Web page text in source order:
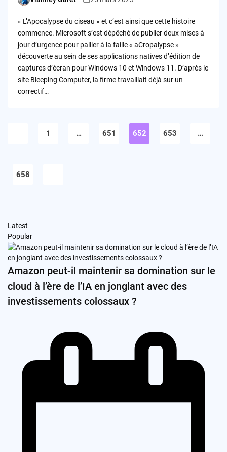
Posted
« L’Apocalypse du ciseau » et c’est ainsi que cette histoire
commence. Microsoft s’est dépêché de publier deux mises à
jour d’urgence pour pallier à la faille « aCropalypse »
découverte au sein de ses applications natives d’édition de
captures d’écran pour Windows 10 et Windows 11. D’après le
site Bleeping Computer, la firme travaillait déjà sur un
correctif…
1 … 651 652 653 …
658
Latest
Popular
Amazon peut-il maintenir sa domination sur le
cloud à l’ère de l’IA en jonglant avec des
investissements colossaux ?